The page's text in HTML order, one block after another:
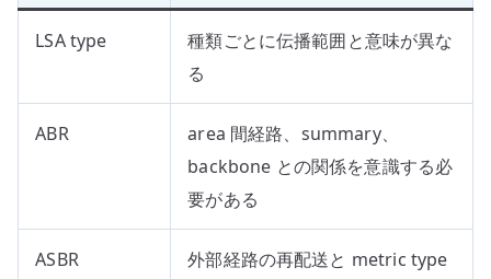
LSA type
種類ごとに伝播範囲と意味が異な
る
ABR
area 間経路、summary、
backbone との関係を意識する必
要がある
ASBR
外部経路の再配送と metric type